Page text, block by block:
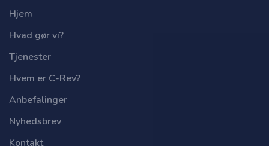
Hjem
Hvad gør vi?
Tjenester
Hvem er C-Rev?
Anbefalinger
Nyhedsbrev
Kontakt